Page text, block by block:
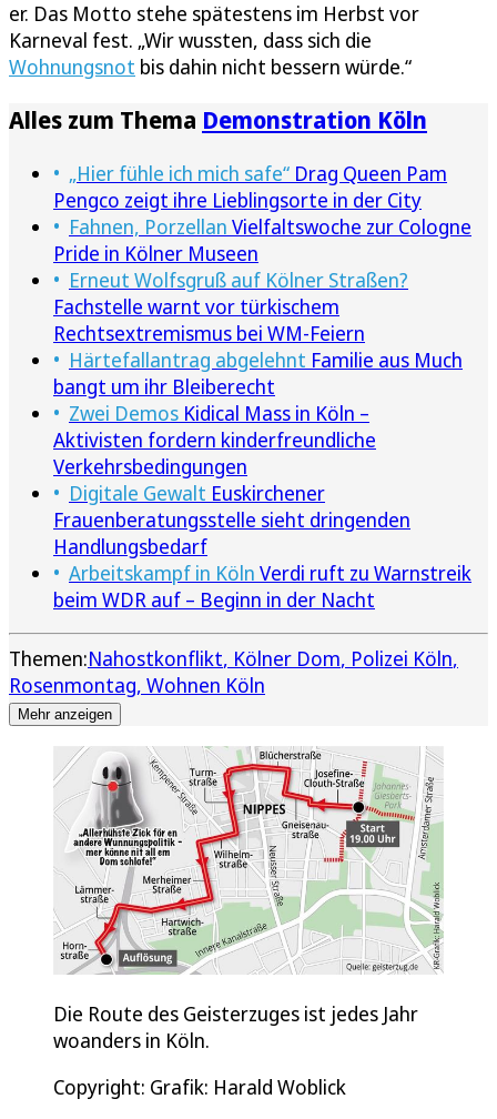
er. Das Motto stehe spätestens im Herbst vor
Karneval fest. „Wir wussten, dass sich die
Wohnungsnot bis dahin nicht bessern würde.“
Alles zum Thema Demonstration Köln
„Hier fühle ich mich safe“ Drag Queen Pam
Pengco zeigt ihre Lieblingsorte in der City
Fahnen, Porzellan Vielfaltswoche zur Cologne
Pride in Kölner Museen
Erneut Wolfsgruß auf Kölner Straßen?
Fachstelle warnt vor türkischem
Rechtsextremismus bei WM-Feiern
Härtefallantrag abgelehnt Familie aus Much
bangt um ihr Bleiberecht
Zwei Demos Kidical Mass in Köln –
Aktivisten fordern kinderfreundliche
Verkehrsbedingungen
Digitale Gewalt Euskirchener
Frauenberatungsstelle sieht dringenden
Handlungsbedarf
Arbeitskampf in Köln Verdi ruft zu Warnstreik
beim WDR auf – Beginn in der Nacht
Themen:Nahostkonflikt Kölner Dom Polizei Köln
Rosenmontag Wohnen Köln
Mehr anzeigen
Die Route des Geisterzuges ist jedes Jahr
woanders in Köln.
Copyright: Grafik: Harald Woblick